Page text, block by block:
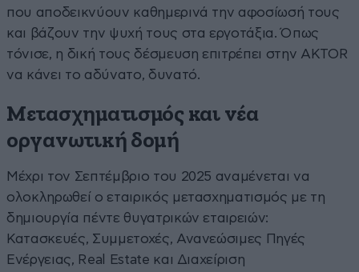
που αποδεικνύουν καθημερινά την αφοσίωσή τους
και βάζουν την ψυχή τους στα εργοτάξια. Όπως
τόνισε, η δική τους δέσμευση επιτρέπει στην AKTOR
να κάνει το αδύνατο, δυνατό.
Μετασχηματισμός και νέα
οργανωτική δομή
Μέχρι τον Σεπτέμβριο του 2025 αναμένεται να
ολοκληρωθεί ο εταιρικός μετασχηματισμός με τη
δημιουργία πέντε θυγατρικών εταιρειών:
Κατασκευές, Συμμετοχές, Ανανεώσιμες Πηγές
Ενέργειας, Real Estate και Διαχείριση